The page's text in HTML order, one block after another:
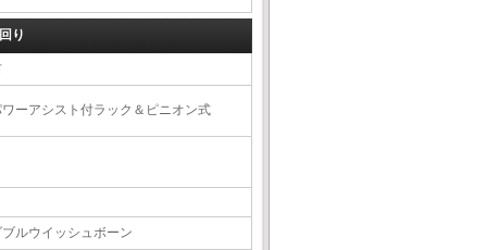
り
ーアシスト付ラック＆ピニオン式
ブルウイッシュボーン